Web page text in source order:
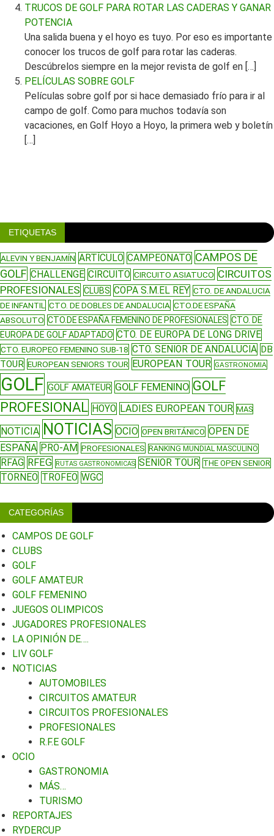
TRUCOS DE GOLF PARA ROTAR LAS CADERAS Y GANAR
POTENCIA
Una salida buena y el hoyo es tuyo. Por eso es importante
conocer los trucos de golf para rotar las caderas.
Descúbrelos siempre en la mejor revista de golf en […]
PELÍCULAS SOBRE GOLF
Películas sobre golf por si hace demasiado frío para ir al
campo de golf. Como para muchos todavía son
vacaciones, en Golf Hoyo a Hoyo, la primera web y boletín
[…]
ETIQUETAS
ALEVIN Y BENJAMÍN ARTÍCULO CAMPEONATO CAMPOS DE
GOLF CHALLENGE CIRCUITO CIRCUITO ASIATUCO CIRCUITOS
PROFESIONALES CLUBS COPA S.M.EL REY CTO. DE ANDALUCIA
DE INFANTIL
CTO. DE DOBLES DE ANDALUCIA CTO.DE ESPAÑA
ABSOLUTO CTO.DE ESPAÑA FEMENINO DE PROFESIONALES CTO. DE
EUROPA DE GOLF ADAPTADO CTO. DE EUROPA DE LONG DRIVE
CTO. EUROPEO FEMENINO SUB-18 CTO. SENIOR DE ANDALUCIA DB
TOUR EUROPEAN SENIORS TOUR EUROPEAN TOUR GASTRONOMIA
GOLF GOLF AMATEUR GOLF FEMENINO GOLF
PROFESIONAL HOYO LADIES EUROPEAN TOUR MAS
NOTICIA NOTICIAS OCIO OPEN BRITÁNICO OPEN DE
ESPAÑA PRO-AM PROFESIONALES RANKING MUNDIAL MASCULINO
RFAG RFEG RUTAS GASTRONOMICAS SENIOR TOUR THE OPEN SENIOR
TORNEO TROFEO WGC
CATEGORÍAS
CAMPOS DE GOLF
CLUBS
GOLF
GOLF AMATEUR
GOLF FEMENINO
JUEGOS OLIMPICOS
JUGADORES PROFESIONALES
LA OPINIÓN DE….
LIV GOLF
NOTICIAS
AUTOMOBILES
CIRCUITOS AMATEUR
CIRCUITOS PROFESIONALES
PROFESIONALES
R.F.E GOLF
OCIO
GASTRONOMIA
MÁS…
TURISMO
REPORTAJES
RYDERCUP